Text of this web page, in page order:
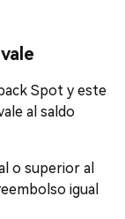
Spot y este
al saldo
o superior al
igual